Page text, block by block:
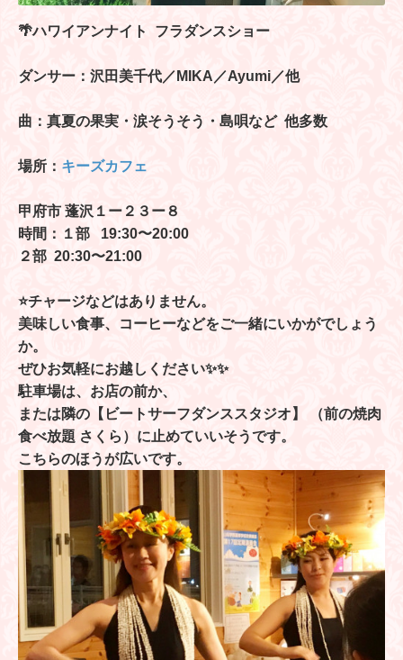
🌴ハワイアンナイト フラダンスショー
ダンサー：沢田美千代／MIKA／Ayumi／他
曲：真夏の果実・涙そうそう・島唄など 他多数
場所： キーズカフェ
甲府市 蓬沢１ー２３ー８
時間：１部 19:30〜20:00
２部 20:30〜21:00
⭐️チャージなどはありません。
美味しい食事、コーヒーなどをご一緒にいかがでしょう
か。
ぜひお気軽にお越しください✨✨
駐車場は、お店の前か、
または隣の【ビートサーフダンススタジオ】 （前の焼肉
食べ放題 さくら）に止めていいそうです。
こちらのほうが広いです。